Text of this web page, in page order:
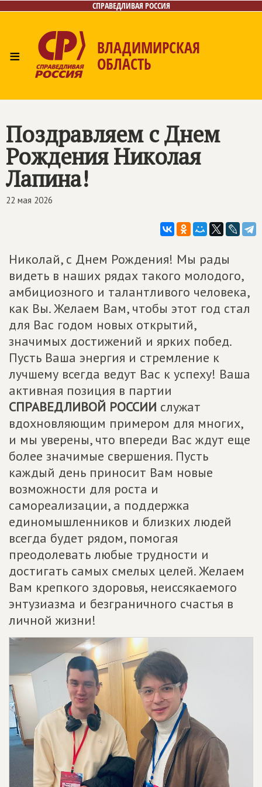
СПРАВЕДЛИВАЯ РОССИЯ
≡ ВЛАДИМИРСКАЯ
ОБЛАСТЬ
Поздравляем с Днем
Рождения Николая
Лапина!
22 мая 2026
Николай, с Днем Рождения! Мы рады
видеть в наших рядах такого молодого,
амбициозного и талантливого человека,
как Вы. Желаем Вам, чтобы этот год стал
для Вас годом новых открытий,
значимых достижений и ярких побед.
Пусть Ваша энергия и стремление к
лучшему всегда ведут Вас к успеху! Ваша
активная позиция в партии
СПРАВЕДЛИВОЙ РОССИИ служат
вдохновляющим примером для многих,
и мы уверены, что впереди Вас ждут еще
более значимые свершения. Пусть
каждый день приносит Вам новые
возможности для роста и
самореализации, а поддержка
единомышленников и близких людей
всегда будет рядом, помогая
преодолевать любые трудности и
достигать самых смелых целей. Желаем
Вам крепкого здоровья, неиссякаемого
энтузиазма и безграничного счастья в
личной жизни!